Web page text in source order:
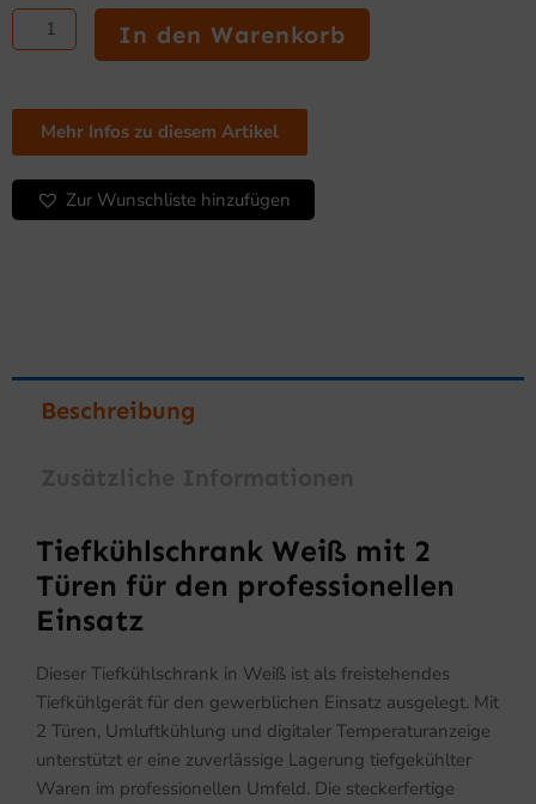
Türen,
744
In den Warenkorb
Mehr Infos zu diesem Artikel
Zur Wunschliste hinzufügen
Beschreibung
Tiefkühlschrank Weiß mit 2
Türen für den professionellen
Einsatz
Dieser Tiefkühlschrank in Weiß ist als freistehendes
Tiefkühlgerät für den gewerblichen Einsatz ausgelegt. Mit
2 Türen, Umluftkühlung und digitaler Temperaturanzeige
unterstützt er eine zuverlässige Lagerung tiefgekühlter
Waren im professionellen Umfeld. Die steckerfertige